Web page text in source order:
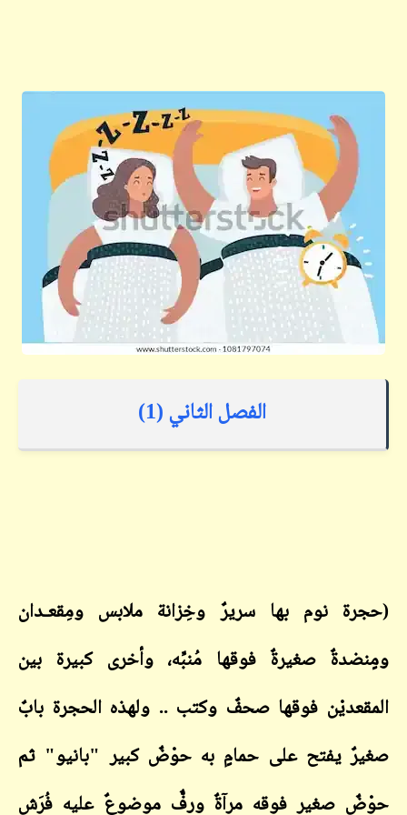
الفصل الثاني (1)
(حجرة نوم بها سريرٌ وخِزانة ملابس ومِقعـدان
ومٍنضدةٌ صغيرةٌ فوقها مُنبِّه، وأخرى كبيرة بين
المقعديْن فوقها صحفٌ وكتب .. ولهذه الحجرة بابٌ
صغيرٌ يفتح على حمامٍ به حوْضٌ كبير "بانيو" ثم
حوْضٌ صغير فوقه مرآةٌ ورفٌّ موضوعٌ علیه فُرَش